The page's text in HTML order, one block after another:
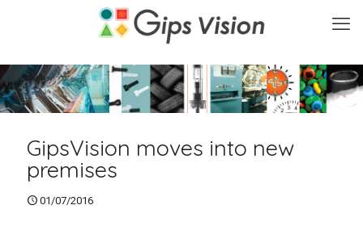
GipsVision moves into new
premises
01/07/2016